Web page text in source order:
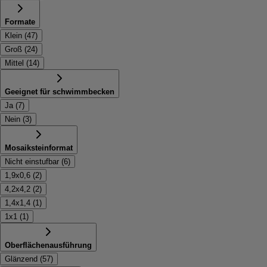
Formate
Klein (47)
Groß (24)
Mittel (14)
Geeignet für schwimmbecken
Ja (7)
Nein (3)
Mosaiksteinformat
Nicht einstufbar (6)
1,9x0,6 (2)
4,2x4,2 (2)
1,4x1,4 (1)
1x1 (1)
Oberflächenausführung
Glänzend (57)